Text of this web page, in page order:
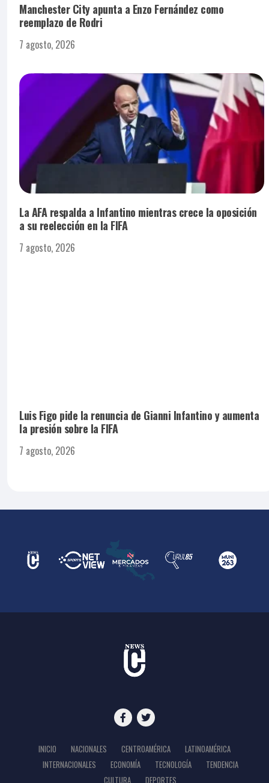
Manchester City apunta a Enzo Fernández como
reemplazo de Rodri
7 agosto, 2026
La AFA respalda a Infantino mientras crece la oposición
a su reelección en la FIFA
7 agosto, 2026
Luis Figo pide la renuncia de Gianni Infantino y aumenta
la presión sobre la FIFA
7 agosto, 2026
INICIO NACIONALES CENTROAMÉRICA
LATINOAMÉRICA
INTERNACIONALES
ECONOMÍA TECNOLOGÍA
TENDENCIA
CULTURA
DEPORTES